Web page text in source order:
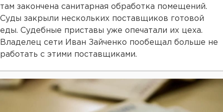
там закончена санитарная обработка помещений.
Суды закрыли нескольких поставщиков готовой
еды. Судебные приставы уже опечатали их цеха.
Владелец сети Иван Зайченко пообещал больше не
работать с этими поставщиками.